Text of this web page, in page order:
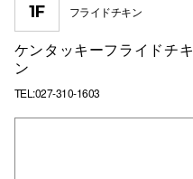
1F フライドチキン
ケンタッキーフライドチキ
ン
TEL:027-310-1603